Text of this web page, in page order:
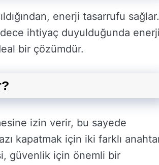
enerji tasarrufu sağlar.
ihtiyaç duyulduğunda
bir çözümdür.
izin verir, bu sayede
kapatmak için iki farklı
güvenlik için önemli bir